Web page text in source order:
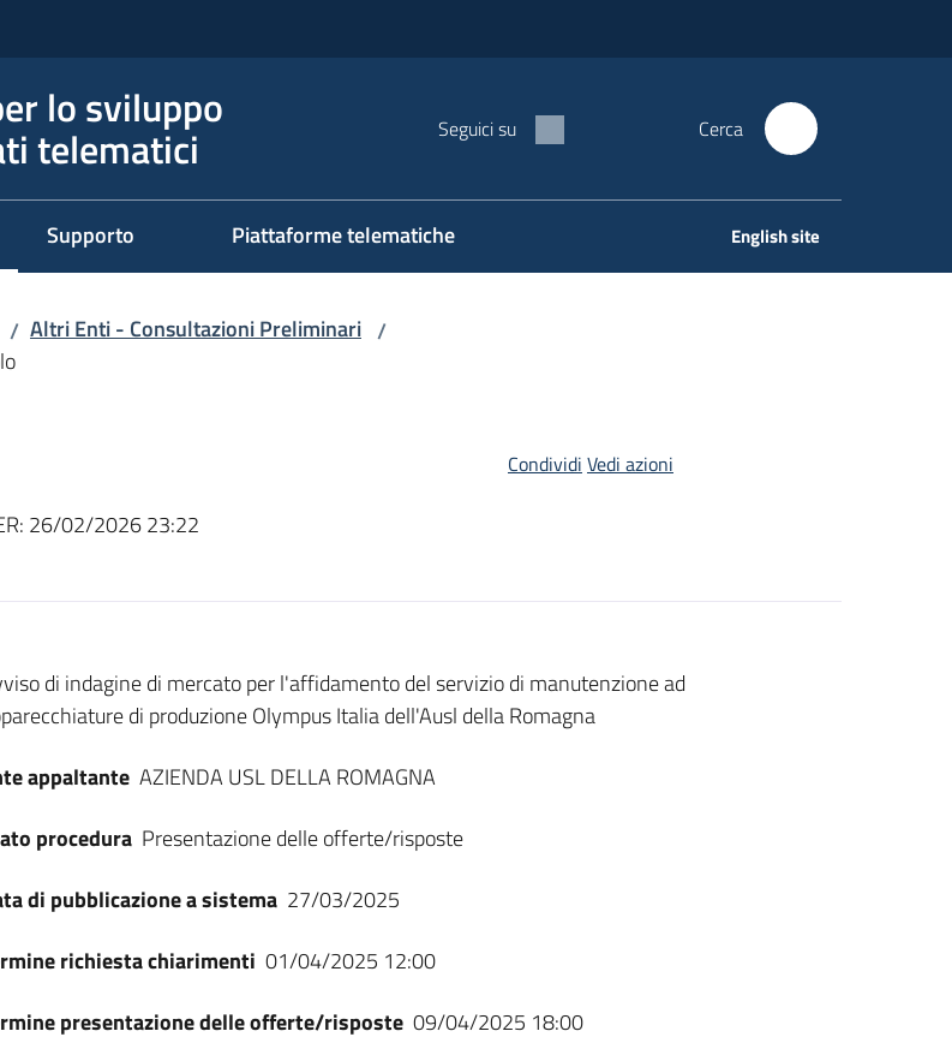
lo sviluppo
telematici Seguici su Cerca
Supporto Piattaforme telematiche English site
/ Altri Enti - Consultazioni Preliminari /
26/02/2026 23:22
Condividi Vedi azioni
del bando
di indagine di mercato per l'affidamento del servizio di manutenzione ad
di produzione Olympus Italia dell'Ausl della Romagna
appaltante AZIENDA USL DELLA ROMAGNA
procedura Presentazione delle offerte/risposte
di pubblicazione a sistema 27/03/2025
richiesta chiarimenti 01/04/2025 12:00
presentazione delle offerte/risposte 09/04/2025 18:00